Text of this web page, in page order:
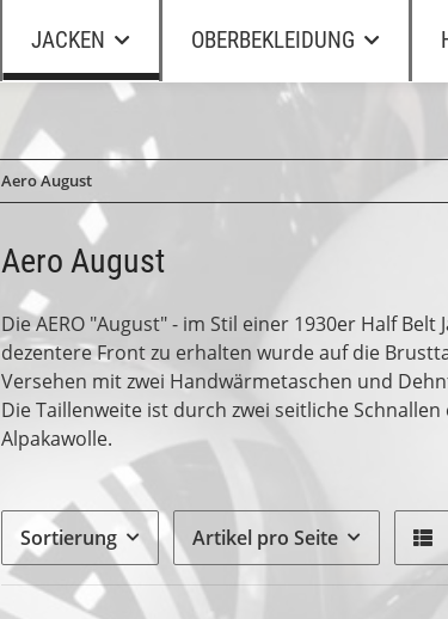
JACKEN OBERBEKLEIDUNG
Aero August
Aero August
Die AERO "August" - im Stil einer 1930er Half
dezentere Front zu erhalten wurde auf die
Versehen mit zwei Handwärmetaschen und
Die Taillenweite ist durch zwei seitliche
Alpakawolle.
Sortierung Artikel pro Seite